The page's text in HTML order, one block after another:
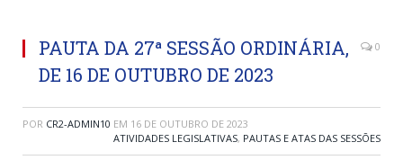
PAUTA DA 27ª SESSÃO ORDINÁRIA,
DE 16 DE OUTUBRO DE 2023
0
POR CR2-ADMIN10 EM 16 DE OUTUBRO DE 2023
ATIVIDADES LEGISLATIVAS, PAUTAS E ATAS DAS SESSÕES